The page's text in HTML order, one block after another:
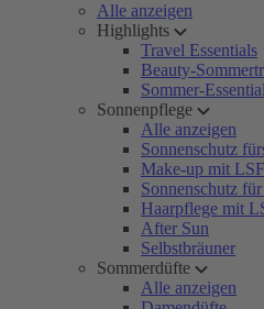
Alle anzeigen
Highlights
Travel Essentials
Beauty-
Sommer-
Sonnenpflege
Alle anzeigen
Sonnenschutz
Make-up mit LSF
Sonnenschutz
Haarpflege mit
After Sun
Selbstbräuner
Sommerdüfte
Alle anzeigen